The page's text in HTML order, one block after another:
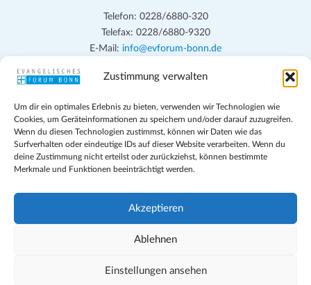
Zustimmung verwalten
Um dir ein optimales Erlebnis zu bieten, verwenden wir Technologien wie
Cookies, um Geräteinformationen zu speichern und/oder darauf zuzugreifen.
Wenn du diesen Technologien zustimmst, können wir Daten wie das
Surfverhalten oder eindeutige IDs auf dieser Website verarbeiten. Wenn du
deine Zustimmung nicht erteilst oder zurückziehst, können bestimmte
Merkmale und Funktionen beeinträchtigt werden.
Akzeptieren
Ablehnen
Einstellungen ansehen
Telefon: 0228/6880-320
Telefax: 0228/6880-9320
E-Mail: info@evforum-bonn.de
Das Evangelische Forum Bonn will in seinen zentralen
persönlichen, beruflichen, kirchlichen und öffentlichen Lebens
eingehen, zu offener Begegnung und ehrlicher Auseinandersetzung
anregen und mithelfen, aus der Verheißung des Evangeliums heraus
im individuellen und gesellschaftlichen Leben verantwortlich zu
denken, zu reden und zu handeln.
Impressum
Teilnahmebedingungen
Cookie-Richtlinie (EU)